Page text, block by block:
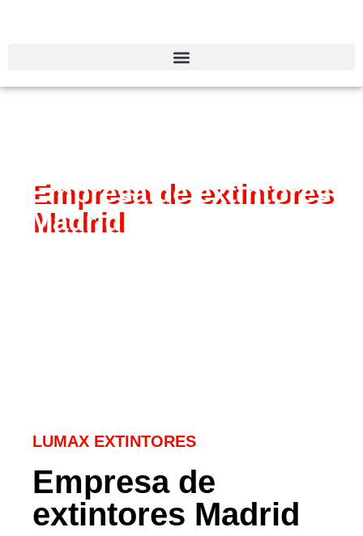
Empresa de extintores
Madrid
LUMAX EXTINTORES
Empresa de
extintores Madrid